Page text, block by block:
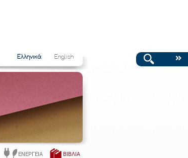
Ελληνικά English
ΕΝΈΡΓΕΙΑ ΒΙΒΛΊΑ